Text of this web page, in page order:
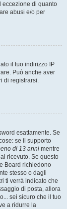
eccezione di quanto
abusi e/o per
il tuo indirizzo IP
Può anche aver
di registrarsi.
esattamente. Se
se il supporto
di 13 anni mentre
ricevuto. Se questo
Board richiedono
stesso o dagli
ti verrà indicato che
di posta, allora
sei sicuro che il tuo
a ridurre la